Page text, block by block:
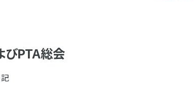
びPTA総会